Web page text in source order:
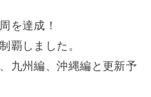
を達成！
覇しました。
九州編、沖縄編と更新予